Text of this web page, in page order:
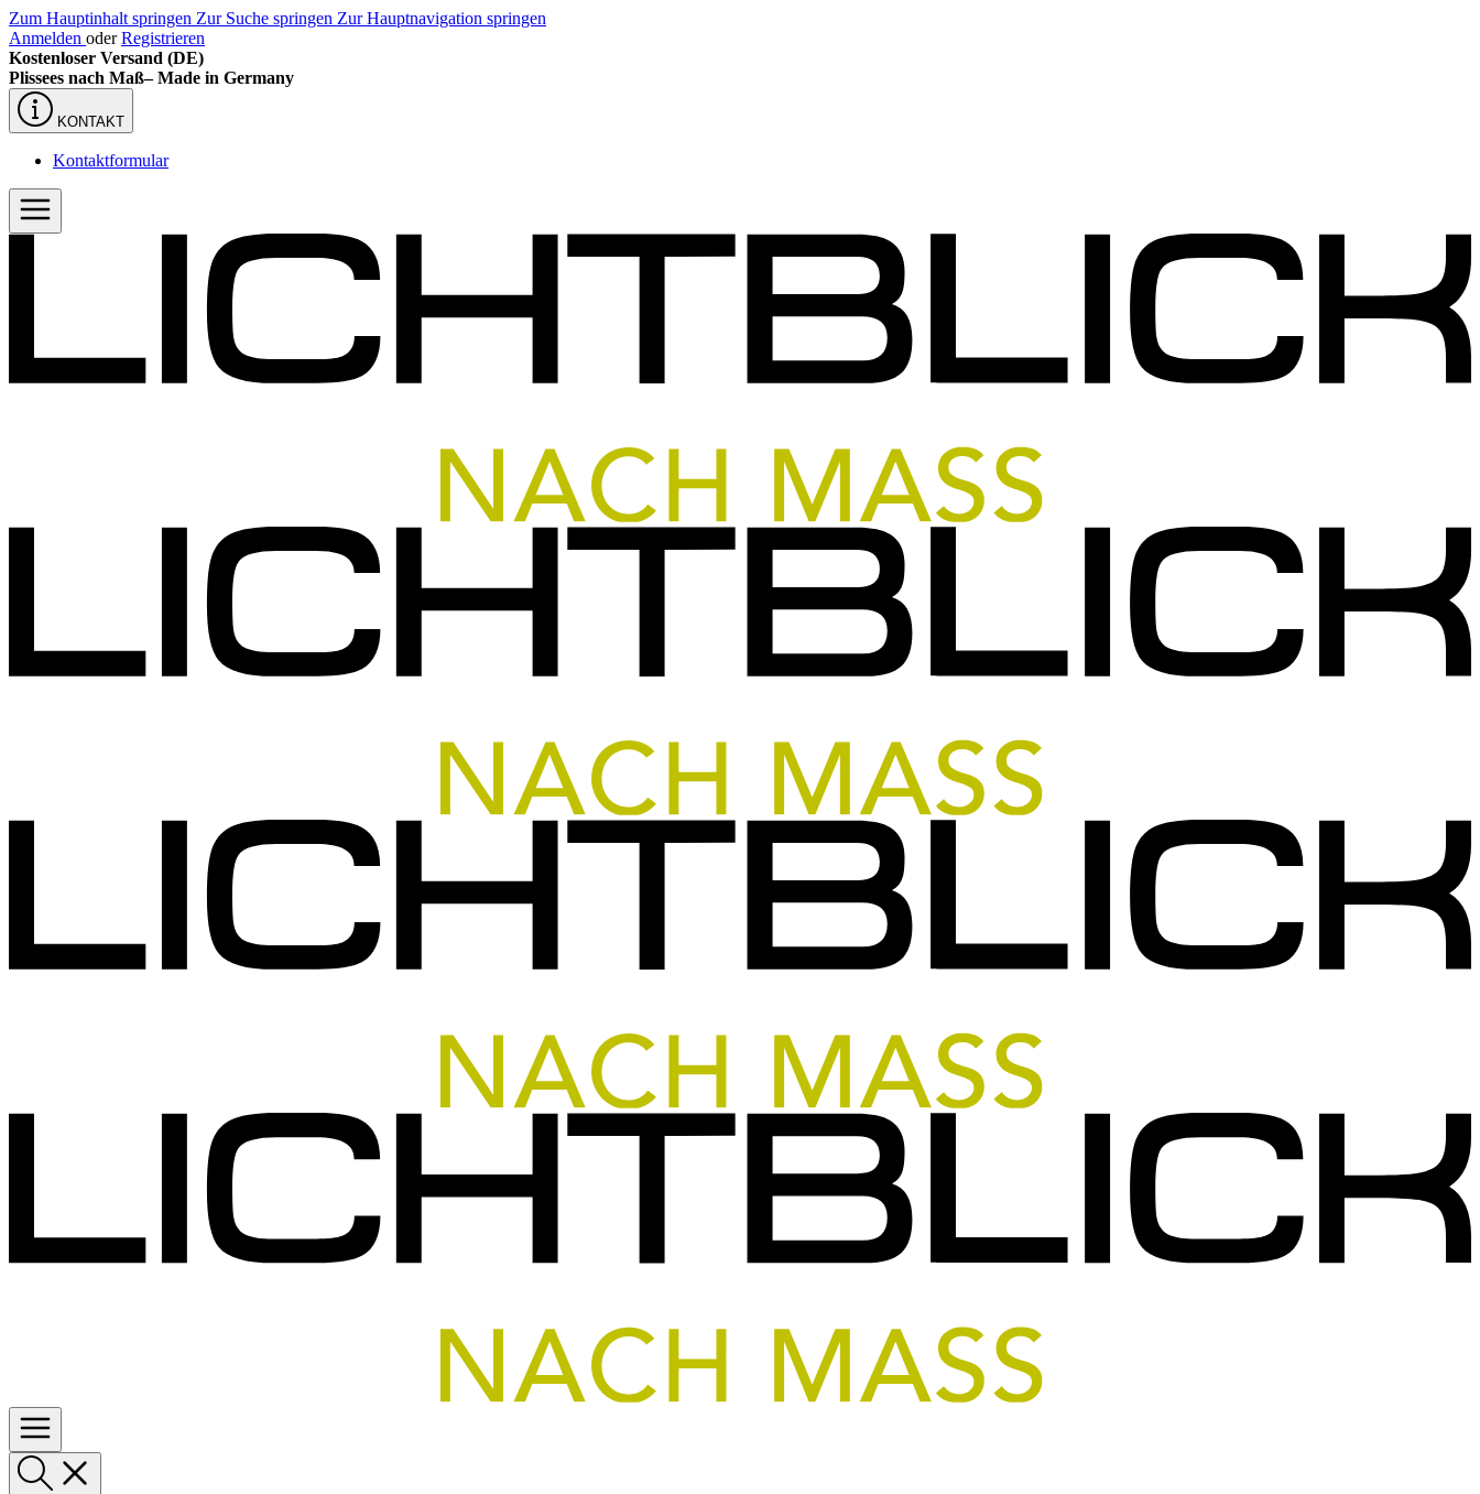
Zum Hauptinhalt springen Zur Suche springen Zur Hauptnavigation springen
Anmelden oder Registrieren
Kostenloser Versand (DE)
Plissees nach Maß–Made in Germany
KONTAKT
Kontaktformular